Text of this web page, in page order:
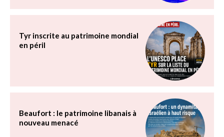
Tyr inscrite au patrimoine mondial
en péril
Beaufort : le patrimoine libanais à
nouveau menacé